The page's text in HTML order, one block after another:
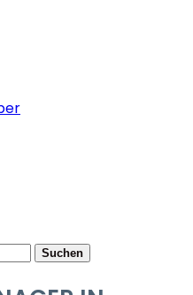
Suchen